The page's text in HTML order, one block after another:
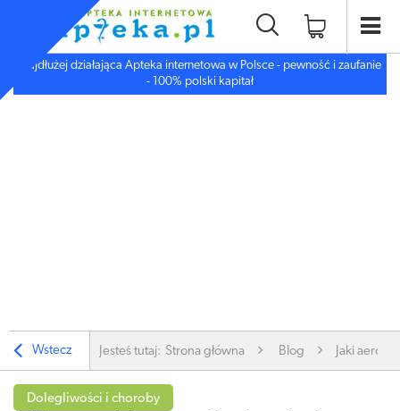
Najdłużej działająca Apteka internetowa w Polsce - pewność i zaufanie
- 100% polski kapitał
Wstecz Jesteś tutaj: Strona główna Blog Jaki
Dolegliwości i choroby